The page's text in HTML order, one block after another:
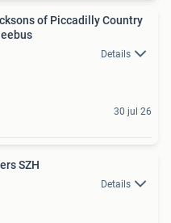
of Piccadilly Country
Details
30 jul 26
SZH
Details